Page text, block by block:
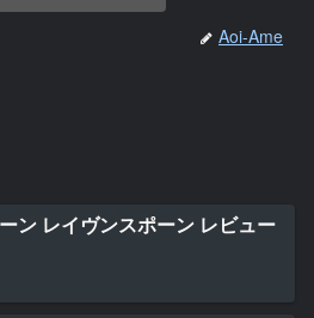
Aoi-Ame
ン レイヴンスポーン レビュー